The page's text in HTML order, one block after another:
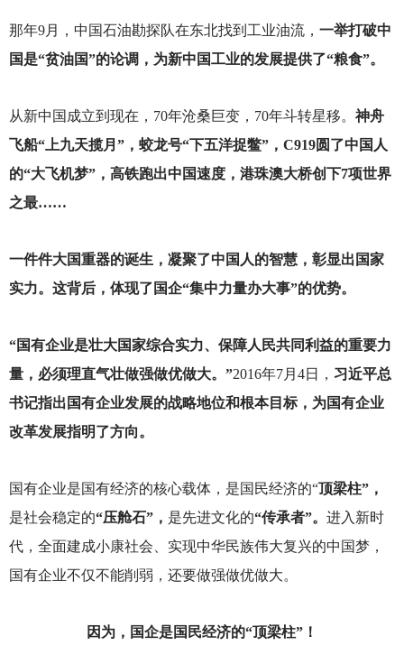
那年9月，中国石油勘探队在东北找到工业油流， 一举打破中
国是“贫油国”的论调，为新中国工业的发展提供了“粮食”。
从新中国成立到现在，70年沧桑巨变，70年斗转星移。 神舟
飞船“上九天揽月”，蛟龙号“下五洋捉鳖”，C919圆了中国人
的“大飞机梦”，高铁跑出中国速度，港珠澳大桥创下7项世界
之最……
一件件大国重器的诞生，凝聚了中国人的智慧，彰显出国家
实力。这背后，体现了国企“集中力量办大事”的优势。
“国有企业是壮大国家综合实力、保障人民共同利益的重要力
量，必须理直气壮做强做优做大。”2016年7月4日， 习近平总
书记指出国有企业发展的战略地位和根本目标，为国有企业
改革发展指明了方向。
国有企业是国有经济的核心载体，是国民经济的“顶梁柱”，
是社会稳定的“压舱石”， 是先进文化的“传承者”。 进入新时
代，全面建成小康社会、实现中华民族伟大复兴的中国梦，
国有企业不仅不能削弱，还要做强做优做大。
因为，国企是国民经济的“顶梁柱”！